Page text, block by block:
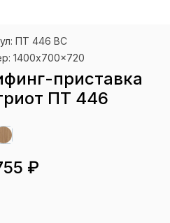
ПТ 446 ВС
1400x700x720
приставка
ПТ 446
₽